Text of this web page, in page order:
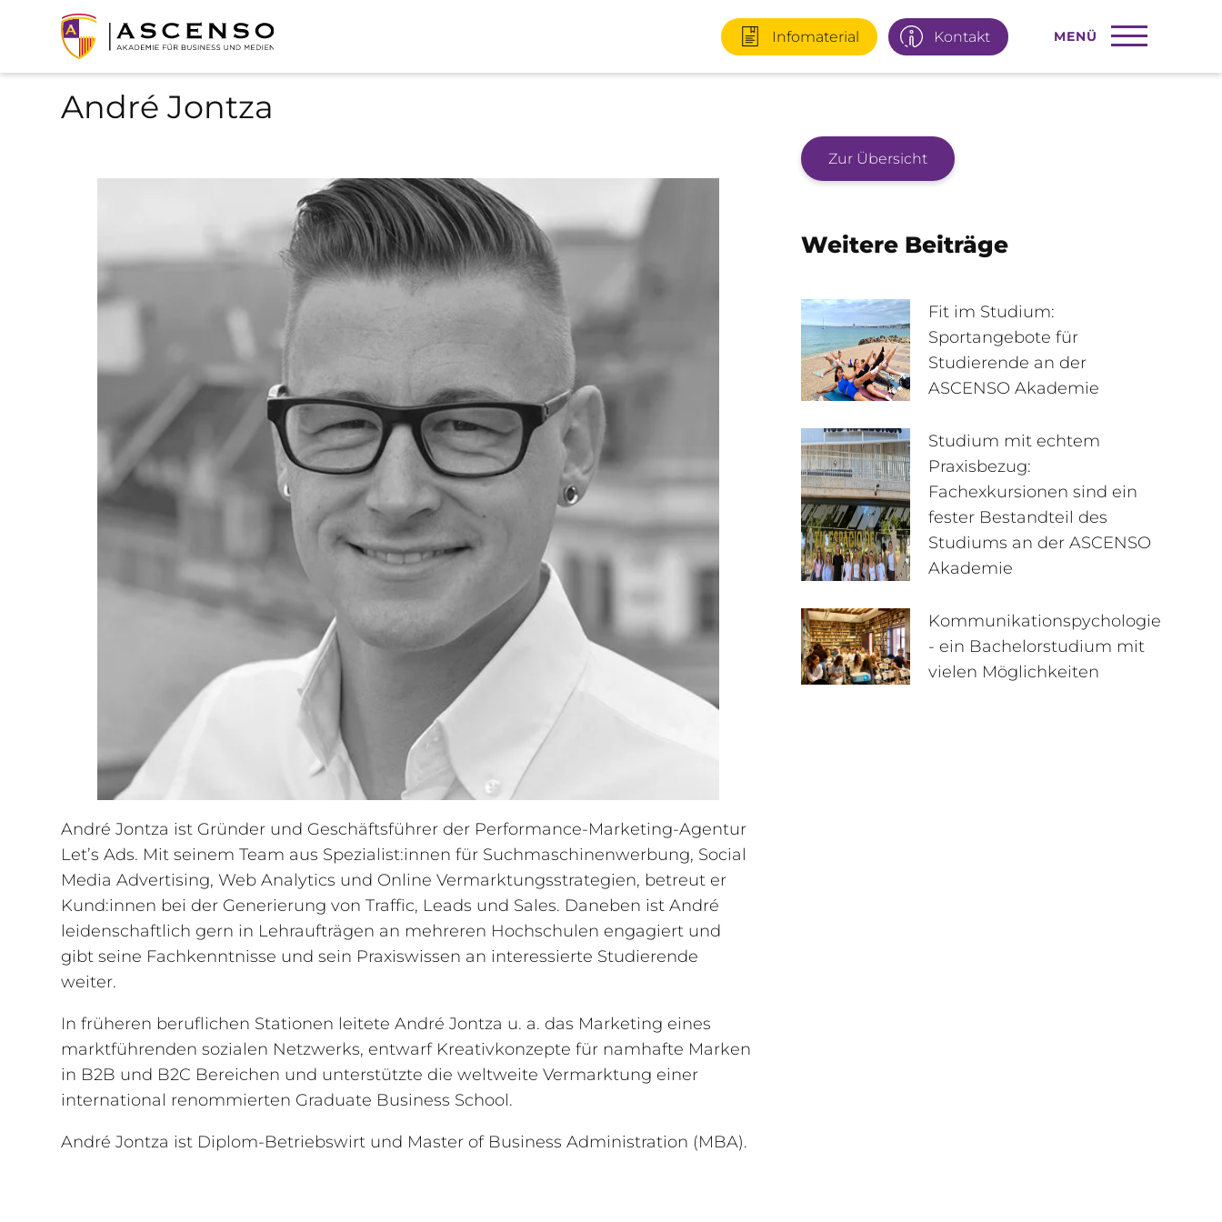
Infomaterial Kontakt MENÜ
Infomaterial
+49 3727 95 92 977 Interner Bereich
André Jontza
André Jontza ist Gründer und Geschäftsführer der Performance-Marketing-Agentur
Let’s Ads. Mit seinem Team aus Spezialist:innen für Suchmaschinenwerbung, Social
Media Advertising, Web Analytics und Online Vermarktungsstrategien, betreut er
Kund:innen bei der Generierung von Traffic, Leads und Sales. Daneben ist André
leidenschaftlich gern in Lehraufträgen an mehreren Hochschulen engagiert und
gibt seine Fachkenntnisse und sein Praxiswissen an interessierte Studierende
weiter.
In früheren beruflichen Stationen leitete André Jontza u. a. das Marketing eines
marktführenden sozialen Netzwerks, entwarf Kreativkonzepte für namhafte Marken
in B2B und B2C Bereichen und unterstützte die weltweite Vermarktung einer
international renommierten Graduate Business School.
André Jontza ist Diplom-Betriebswirt und Master of Business Administration (MBA).
Zur Übersicht
Weitere Beiträge
Fit im Studium:
Sportangebote für
Studierende an der
ASCENSO Akademie
Studium mit echtem
Praxisbezug:
Fachexkursionen sind ein
fester Bestandteil des
Studiums an der ASCENSO
Akademie
Kommunikationspychologie
- ein Bachelorstudium mit
vielen Möglichkeiten